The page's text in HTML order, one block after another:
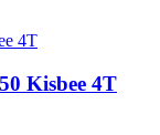
Kisbee 4T